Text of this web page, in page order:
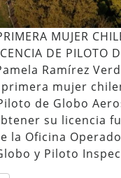
MUJER
DE PILOTO
Ramírez
mujer
de Globo
su licencia
la Oficina
y Piloto